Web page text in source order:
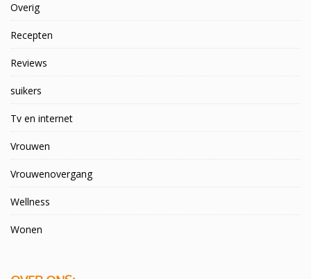
Overig
Recepten
Reviews
suikers
Tv en internet
Vrouwen
Vrouwenovergang
Wellness
Wonen